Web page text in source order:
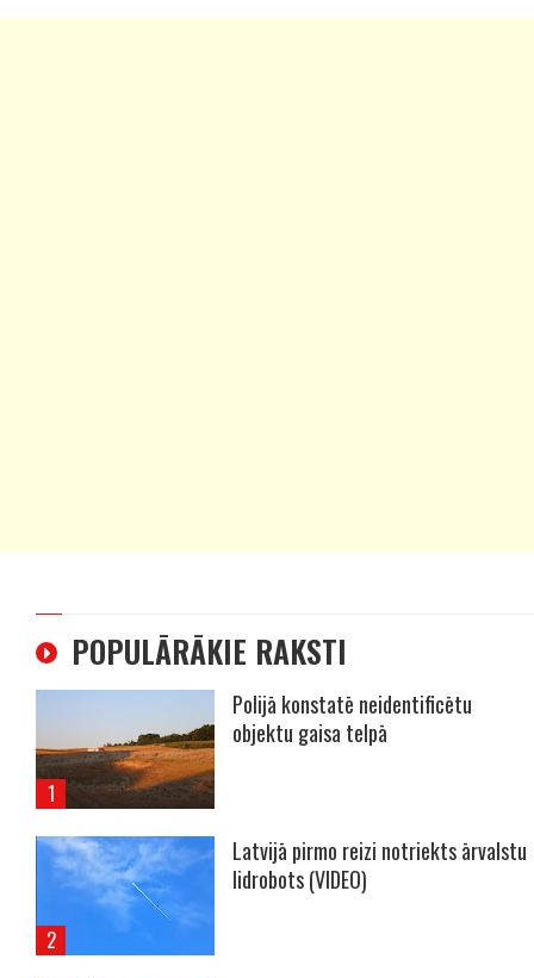
POPULĀRĀKIE RAKSTI
Polijā konstatē neidentificētu
objektu gaisa telpā
Latvijā pirmo reizi notriekts ārvalstu
lidrobots (VIDEO)